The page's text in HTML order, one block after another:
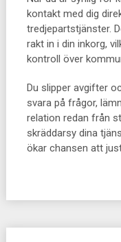
kontakt med dig
tredjepartstjänster.
rakt in i din inkorg,
kontroll över
Du slipper avgifter
svara på frågor,
relation redan från
skräddarsy dina
ökar chansen att